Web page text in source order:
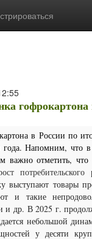
гофрокартона
в России по
года. Напомним, что
важно отметить, что
выступают товары
и такие
и др. В 2025 г.
небольшой
у десяти